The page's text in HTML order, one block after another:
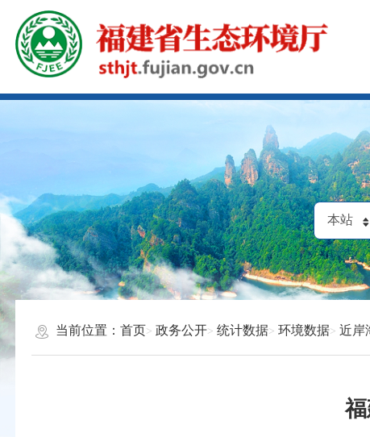
当前位置：首页 政务公开 统计数据 环境数据 近岸